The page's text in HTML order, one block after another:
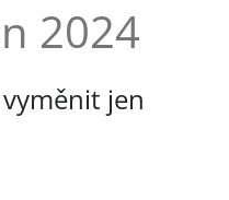
2024
jen